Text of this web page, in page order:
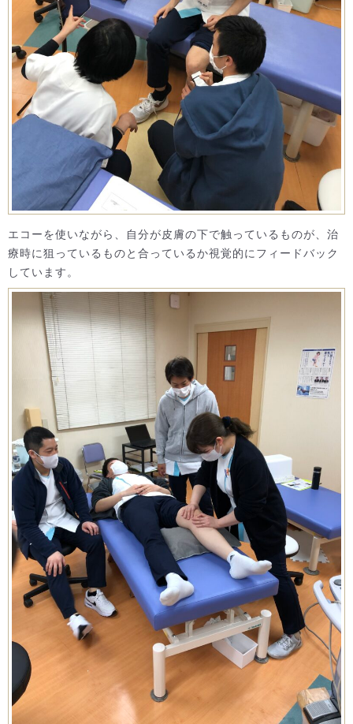
エコーを使いながら、自分が皮膚の下で触っているものが、治
療時に狙っているものと合っているか視覚的にフィードバック
しています。